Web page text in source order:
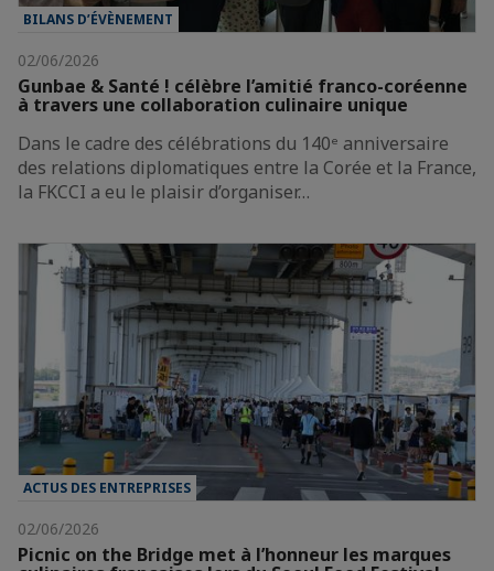
BILANS D’ÉVÈNEMENT
02/06/2026
Gunbae & Santé ! célèbre l’amitié franco-coréenne
à travers une collaboration culinaire unique
Dans le cadre des célébrations du 140ᵉ anniversaire
des relations diplomatiques entre la Corée et la France,
la FKCCI a eu le plaisir d’organiser…
ACTUS DES ENTREPRISES
02/06/2026
Picnic on the Bridge met à l’honneur les marques